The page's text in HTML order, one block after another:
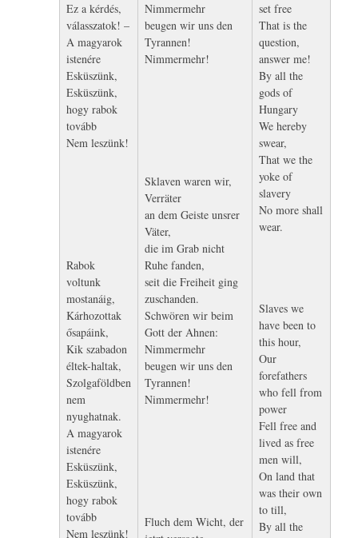
Ez a kérdés,
válasszatok! –
A magyarok
istenére
Esküszünk,
Esküszünk,
hogy rabok
tovább
Nem leszünk!
Rabok
voltunk
mostanáig,
Kárhozottak
ősapáink,
Kik szabadon
éltek-haltak,
Szolgaföldben
nem
nyughatnak.
A magyarok
istenére
Esküszünk,
Esküszünk,
hogy rabok
tovább
Nem leszünk!
Nimmermehr
beugen wir uns den
Tyrannen!
Nimmermehr!
Sklaven waren wir,
Verräter
an dem Geiste unsrer
Väter,
die im Grab nicht
Ruhe fanden,
seit die Freiheit ging
zuschanden.
Schwören wir beim
Gott der Ahnen:
Nimmermehr
beugen wir uns den
Tyrannen!
Nimmermehr!
Fluch dem Wicht, der
set free
That is the
question,
answer me!
By all the
gods of
Hungary
We hereby
swear,
That we the
yoke of
slavery
No more shall
wear.
Slaves we
have been to
this hour,
Our
forefathers
who fell from
power
Fell free and
lived as free
men will,
On land that
was their own
to till,
By all the